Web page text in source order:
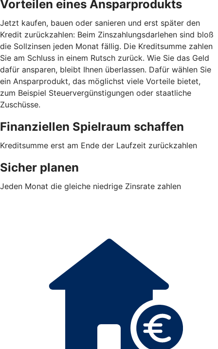
Vorteilen eines Ansparprodukts
Jetzt kaufen, bauen oder sanieren und erst später den
Kredit zurückzahlen: Beim Zinszahlungsdarlehen sind bloß
die Sollzinsen jeden Monat fällig. Die Kreditsumme zahlen
Sie am Schluss in einem Rutsch zurück. Wie Sie das Geld
dafür ansparen, bleibt Ihnen überlassen. Dafür wählen Sie
ein Ansparprodukt, das möglichst viele Vorteile bietet,
zum Beispiel Steuervergünstigungen oder staatliche
Zuschüsse.
Finanziellen Spielraum schaffen
Kreditsumme erst am Ende der Laufzeit zurückzahlen
Sicher planen
Jeden Monat die gleiche niedrige Zinsrate zahlen